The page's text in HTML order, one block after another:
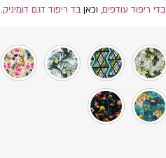
בדי ריפוד עודפים, וכאן בד ריפוד דגם דומיניק.